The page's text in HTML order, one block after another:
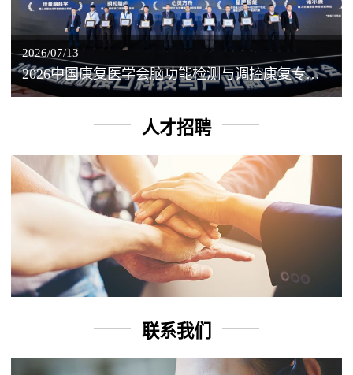
2026/07/13
2026中国康复医学会脑功能检测与调控康复专业委员会学术年会丨脑客中国：脑机接口——EEG驱动TMS闭环调控工作坊
人才招聘
联系我们